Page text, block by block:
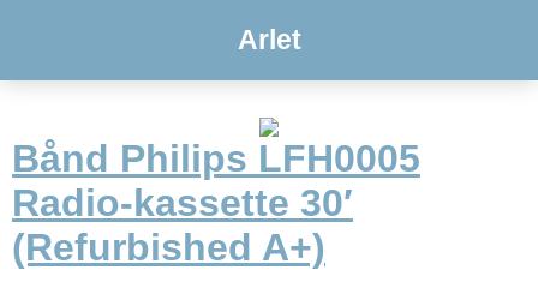
Arlet
Bånd Philips LFH0005
Radio-kassette 30′
(Refurbished A+)